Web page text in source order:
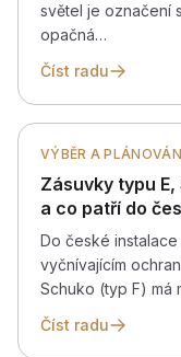
světel je označení
opačná…
Číst radu
VÝBĚR A
Zásuvky typu E,
a co patří do
Do české
vyčnívajícím
Schuko (typ F) má
Číst radu